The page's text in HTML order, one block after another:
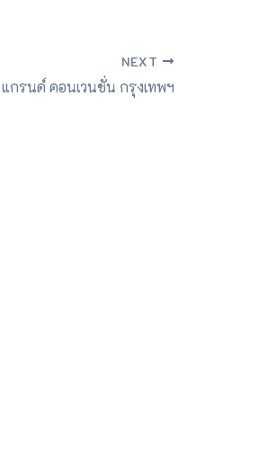
NEXT
กรนด์ คอนเวนชั่น กรุงเทพฯ